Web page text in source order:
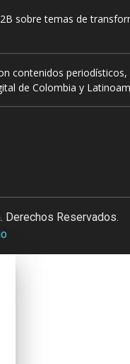
sobre temas de
contenidos
de Colombia y
Derechos Reservados.